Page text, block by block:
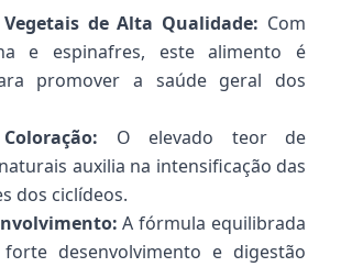
de Alta Qualidade: Com
e espinafres, este alimento é
promover a saúde geral dos
O elevado teor de
auxilia na intensificação das
dos ciclídeos.
A fórmula equilibrada
desenvolvimento e digestão